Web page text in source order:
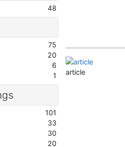
article
48
75
20
6
1
101
33
30
20